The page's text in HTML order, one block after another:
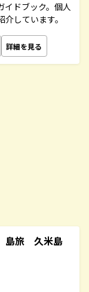
イドブック。個人
しています。
詳細を見る
島旅 久米島